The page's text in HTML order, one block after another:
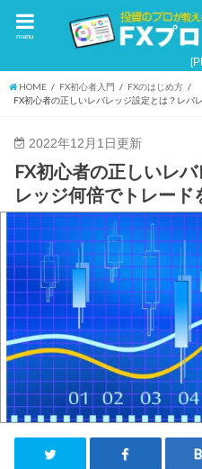
menu
HOME FX初心者入門
FXのはじめ方
FX初心者の正しいレバレッジ設定とは？レバ
2022年12月1日更新
FX初心者の正しいレ
レッジ何倍でトレード